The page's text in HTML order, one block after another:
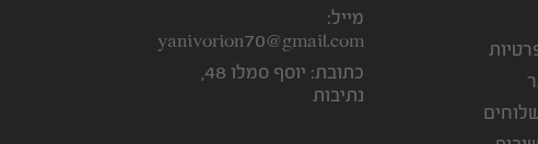
מייל:
yanivorion70@gmail.com
כתובת:
יוסף סמלו 48,
נתיבות